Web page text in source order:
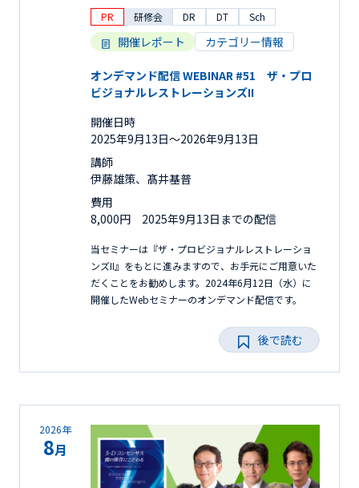
PR 研修会 DR DT Sch
開催レポート カテゴリー情報
オンデマンド配信 WEBINAR #51 ザ・プロ
ビジョナルレストレーションズII
開催日時
2025年9月13日〜2026年9月13日
講師
伊藤雄策、髙井基普
費用
8,000円 2025年9月13日までの配信
当セミナーは『ザ・プロビジョナルレストレーショ
ンズII』をもとに進みますので、お手元にご用意いた
だくことをお勧めします。2024年6月12日（水）に
開催したWebセミナーのオンデマンド配信です。
後で読む
2026年
8月